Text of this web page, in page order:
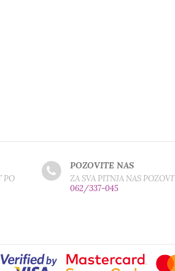
PO
POZOVITE NAS
ZA SVA PITNJA NAS
062/337-045